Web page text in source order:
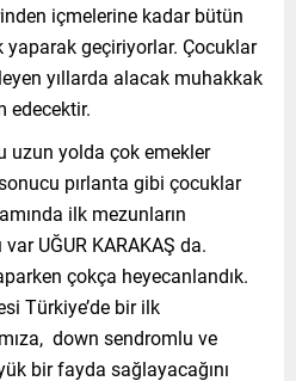
içmelerine kadar bütün
yaparak geçiriyorlar. Çocuklar
yıllarda alacak muhakkak
edecektir.
uzun yolda çok emekler
pırlanta gibi çocuklar
ilk mezunların
UĞUR KARAKAŞ da.
çokça heyecanlandık.
Türkiye’de bir ilk
down sendromlu ve
bir fayda sağlayacağını